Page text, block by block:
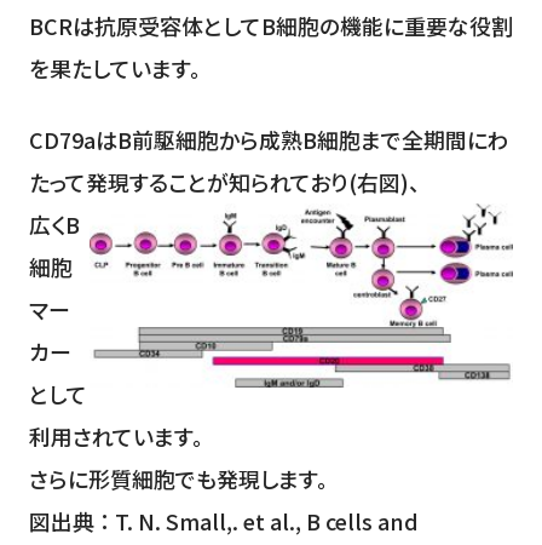
BCRは抗原受容体としてB細胞の機能に重要な役割
を果たしています。
CD79aはB前駆細胞から成熟B細胞まで全期間にわ
たって発現することが知られており(右図)、
広くB
細胞
マー
カー
として
利用されています。
さらに形質細胞でも発現します。
図出典 ： T. N. Small,. et al., B cells and